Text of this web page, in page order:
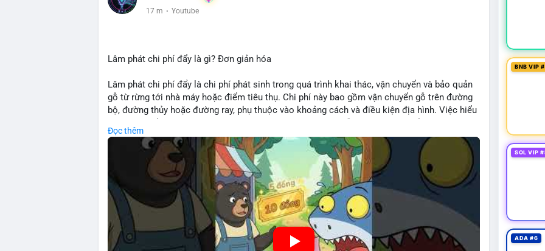
17 m · Youtube
Lâm phát chi phí đẩy là gì? Đơn giản hóa
Lâm phát chi phí đẩy là chi phí phát sinh trong quá trình khai thác, vận chuyển và bảo quản
gỗ từ rừng tới nhà máy hoặc điểm tiêu thụ. Chi phí này bao gồm vận chuyển gỗ trên đường
bộ, đường thủy hoặc đường ray, phụ thuộc vào khoảng cách và điều kiện địa hình. Việc hiểu
nhuận.
🎥 Xem video trực tiếp tại:
Nguồn: Cú Thông Thái
Đọc thêm
BNB VIP
SOL VIP
ADA #6